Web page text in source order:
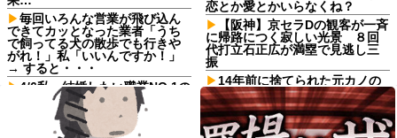
毎回いろんな営業が飛び込ん
できてカッとなった業者「うち
で飼ってる犬の散歩でも行きや
がれ！」私「いいんですか！」
→ すると・・・
4/6私、結婚したい職業NO.1の
公務員なんですけど、嫁が子供
連れて家出した。全く理由は思
いつかないけど強いてあげると
恋とか愛とかいらなくね？
【阪神】京セラDの観客が一斉
に帰路につく寂しい光景 ８回
代打立石正広が満塁で見逃し三
振
14年前に捨てられた元カノの
「托卵」が発覚し間男扱いされ
た。妻の疑いの視線の中、昔捨
てずに残していた『〇〇』を持
ち出した結果←修理屋のオッサ